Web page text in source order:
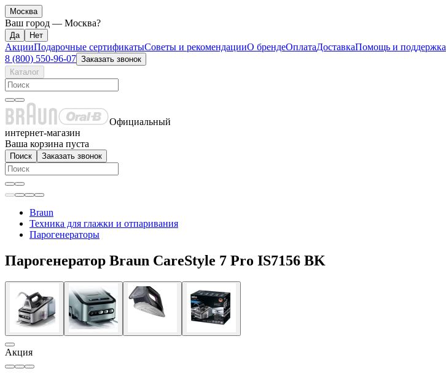
Москва
Ваш город — Москва?
АкцииПодарочные сертификатыСоветы и рекомендацииО брендеОплатаДоставкаПомощь и поддержка
8 (800) 550-96-07 Заказать звонок
Каталог
Официальный
интернет-магазин
Ваша корзина пуста
Поиск Заказать звонок
Braun
Техника для глажки и отпаривания
Парогенераторы
Парогенератор Braun CareStyle 7 Pro IS7156 BK
Акция